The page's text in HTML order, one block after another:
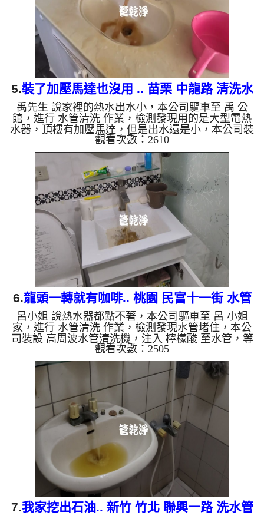
水，是因為水龍頭合金...
5.裝了加壓馬達也沒用 .. 苗栗 中龍路 清洗水
管
禹先生 說家裡的熱水出水小，本公司驅車至 禹 公
館，進行 水管清洗 作業，檢測發現用的是大型電熱
水器，頂樓有加壓馬達，但是出水還是小，本公司裝
設 高周波水管清洗機，灌入 檸檬酸 至水管，等了約
15分，開啟 水管清洗機 ，啟動 螺旋波 模式，剛開始
流出髒水，顏色越來越深，源源不絕，兩個多小時
後，熱水出水量恢復正常了。 如是自來水，如水管
老化，會產生鐵鏽跟泥沙堆積，洗出來的水就會是咖
啡色，地下水含有氧化錳，管壁上會結成黑色管垢，
洗出來的水會跟石油一樣黑，有些洗出綠色的水，是
因為裡面有銅的物質，...
觀看次數：2610
6.龍頭一轉就有咖啡.. 桃園 民富十一街 水管
清洗
呂小姐 說熱水器都點不著，本公司驅車至 呂 小姐
家，進行 水管清洗 作業，檢測發現水管堵住，本公
司裝設 高周波水管清洗機，注入 檸檬酸 至水管，等
了約15分，開啟 水管清洗機 ，啟動 螺旋波 模式，一
洗水管就流出咖啡色髒水，越洗越誇張，看起來就像
是咖啡，二個多小時後，熱水出水量恢復正常，熱水
器也正常動作了。 如是自來水，如水管老化，會產
生鐵鏽跟泥沙堆積，洗出來的水就會是咖啡色，地下
水含有氧化錳，管壁上會結成黑色管垢，洗出來的水
會跟石油一樣黑，有些洗出綠色的水，是因為裡面有
銅的物質，生鏽產...
觀看次數：2505
7.我家挖出石油.. 新竹 竹北 聯興一路 洗水管